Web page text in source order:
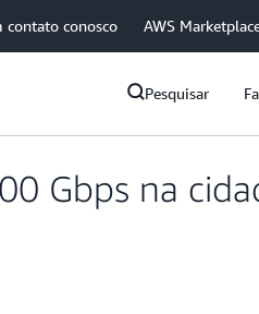
contato conosco AWS
Pesquisar
Gbps na